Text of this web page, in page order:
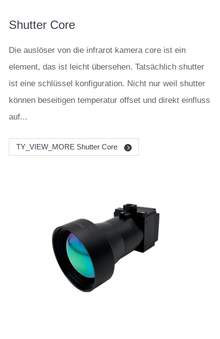
Shutter Core
Die auslöser von die infrarot kamera core ist ein
element, das ist leicht übersehen. Tatsächlich shutter
ist eine schlüssel konfiguration. Nicht nur weil shutter
können beseitigen temperatur offset und direkt einfluss
auf...
TY_VIEW_MORE Shutter Core